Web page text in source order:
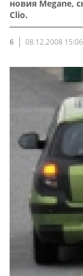
новия Mеgane,
Clio.
6 08.12.2008 15:06